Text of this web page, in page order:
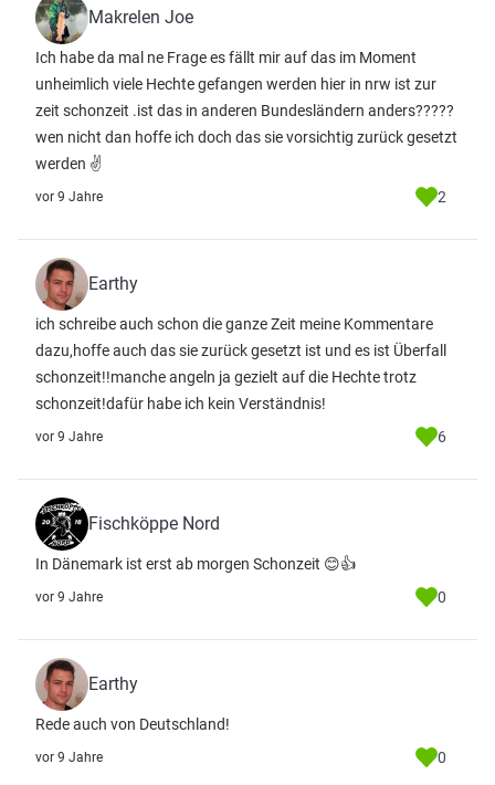
Makrelen Joe
Ich habe da mal ne Frage es fällt mir auf das im Moment
unheimlich viele Hechte gefangen werden hier in nrw ist zur
zeit schonzeit .ist das in anderen Bundesländern anders?????
wen nicht dan hoffe ich doch das sie vorsichtig zurück gesetzt
werden ✌
vor 9 Jahre 2
Earthy
ich schreibe auch schon die ganze Zeit meine Kommentare
dazu,hoffe auch das sie zurück gesetzt ist und es ist Überfall
schonzeit!!manche angeln ja gezielt auf die Hechte trotz
schonzeit!dafür habe ich kein Verständnis!
vor 9 Jahre 6
Fischköppe Nord
In Dänemark ist erst ab morgen Schonzeit 😊👍
vor 9 Jahre 0
Earthy
Rede auch von Deutschland!
vor 9 Jahre 0